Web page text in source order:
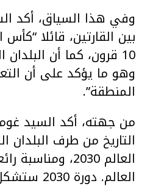
وفي هذا السياق، أكد
بين القارتين، قائلا
10 قرون، كما أن
وهو ما يؤكد على أن
المنطقة”.
من جهته، أكد السيد
التاريخ من طرف البلدان
العالم 2030،
العالم. دورة 2030 ستشكل احتفالا بتاريخ المونديال وبمستقبله المشرق”.